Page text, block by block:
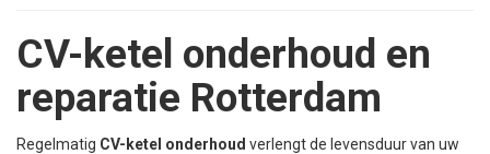
CV-ketel onderhoud en
reparatie Rotterdam
Regelmatig CV-ketel onderhoud verlengt de levensduur van uw